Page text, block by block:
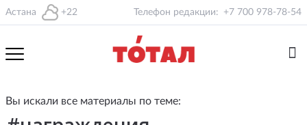
Астана +22 Телефон редакции: +7 700 978-78-54
Вы искали все материалы по теме: